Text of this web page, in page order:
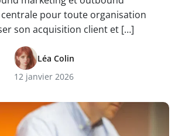
pour toute organisation
son acquisition client et […]
Léa Colin
12 janvier 2026